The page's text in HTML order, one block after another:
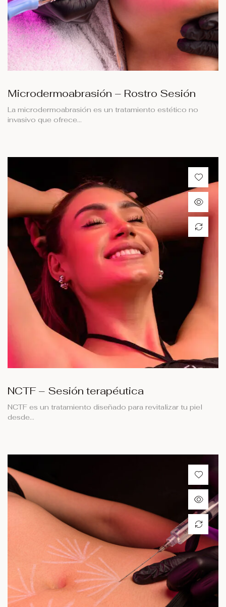
Microdermoabrasión – Rostro Sesión
La microdermoabrasión es un tratamiento estético no
invasivo que ofrece…
NCTF – Sesión terapéutica
NCTF es un tratamiento diseñado para revitalizar tu piel
desde…